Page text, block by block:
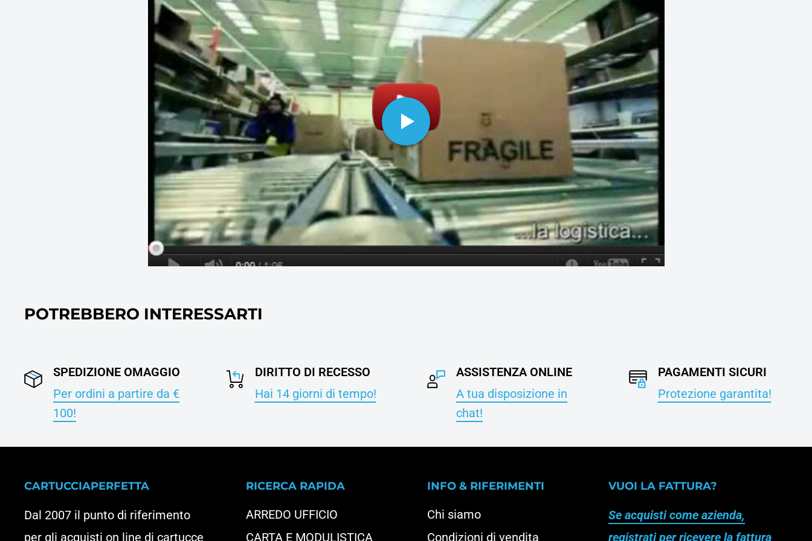
POTREBBERO INTERESSARTI
SPEDIZIONE OMAGGIO
Per ordini a partire da €
100!
DIRITTO DI RECESSO
Hai 14 giorni di tempo!
ASSISTENZA ONLINE
A tua disposizione in
chat!
PAGAMENTI SICURI
Protezione garantita!
CARTUCCIAPERFETTA
Dal 2007 il punto di riferimento
per gli acquisti on line di cartucce
RICERCA RAPIDA
ARREDO UFFICIO
CARTA E MODULISTICA
INFO & RIFERIMENTI
Chi siamo
Condizioni di vendita
VUOI LA FATTURA?
Se acquisti come azienda,
registrati per ricevere la fattura